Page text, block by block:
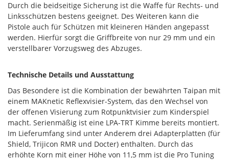
Durch die beidseitige Sicherung ist die Waffe für Rechts- und
Linksschützen bestens geeignet. Des Weiteren kann die
Pistole auch für Schützen mit kleineren Händen angepasst
werden. Hierfür sorgt die Griffbreite von nur 29 mm und ein
verstellbarer Vorzugsweg des Abzuges.
Technische Details und Ausstattung
Das Besondere ist die Kombination der bewährten Taipan mit
einem MAKnetic Reflexvisier-System, das den Wechsel von
der offenen Visierung zum Rotpunktvisier zum Kinderspiel
macht. Serienmäßig ist eine LPA-TRT Kimme bereits montiert.
Im Lieferumfang sind unter Anderem drei Adapterplatten (für
Shield, Trijicon RMR und Docter) enthalten. Durch das
erhöhte Korn mit einer Höhe von 11,5 mm ist die Pro Tuning